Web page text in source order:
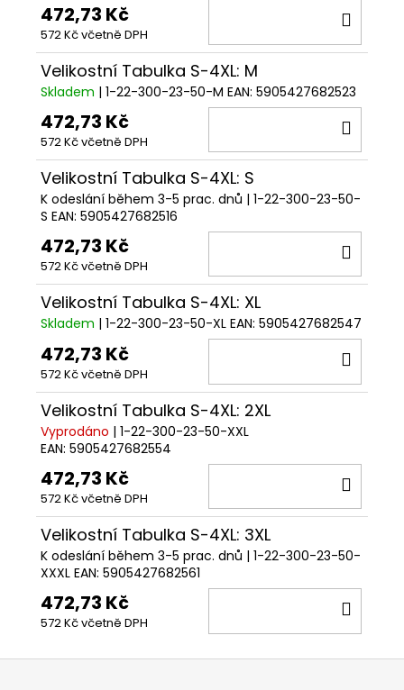
472,73 Kč
572 Kč včetně DPH
Velikostní Tabulka S-4XL: M
Skladem | 1-22-300-23-50-M EAN: 5905427682523
472,73 Kč
572 Kč včetně DPH
Velikostní Tabulka S-4XL: S
K odeslání během 3-5 prac. dnů | 1-22-300-23-50-
S EAN: 5905427682516
472,73 Kč
572 Kč včetně DPH
Velikostní Tabulka S-4XL: XL
Skladem | 1-22-300-23-50-XL EAN: 5905427682547
472,73 Kč
572 Kč včetně DPH
Velikostní Tabulka S-4XL: 2XL
Vyprodáno | 1-22-300-23-50-XXL
EAN: 5905427682554
472,73 Kč
572 Kč včetně DPH
Velikostní Tabulka S-4XL: 3XL
K odeslání během 3-5 prac. dnů | 1-22-300-23-50-
XXXL EAN: 5905427682561
472,73 Kč
572 Kč včetně DPH
Z